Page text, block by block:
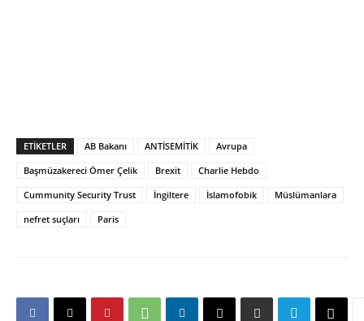
ETIKETLER AB Bakanı ANTİSEMİTİK
Avrupa
Başmüzakereci Ömer Çelik
Brexit
Charlie Hebdo
Cummunity Security Trust
İngiltere İslamofobik
Müslümanlara
nefret suçları
Paris